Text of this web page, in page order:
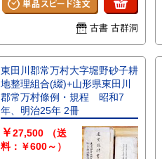
古書 古群洞
東田川郡常万村大字堀野砂子耕
地整理組合(綴)+山形県東田川
郡常万村條例・規程 昭和7
年、明治25年 2冊
￥27,500
（送
料：￥600～）